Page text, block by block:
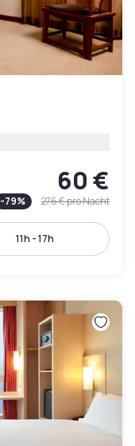
60 €
-79% 276 €pro Nacht
11h - 17h